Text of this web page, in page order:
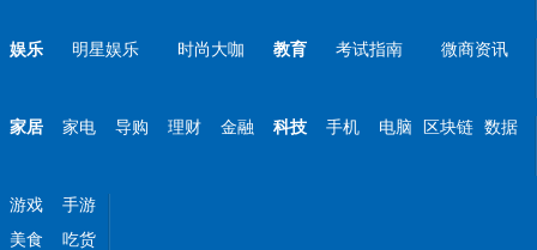
娱乐 明星娱乐 时尚大咖 教育 考试指南 微商资讯
家居 家电 导购 理财 金融 科技 手机 电脑 区块链 数据
游戏
手游
美食
吃货